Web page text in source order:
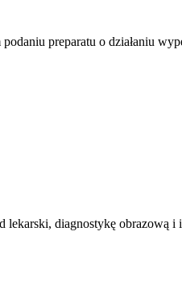
preparatu o działaniu
diagnostykę obrazową